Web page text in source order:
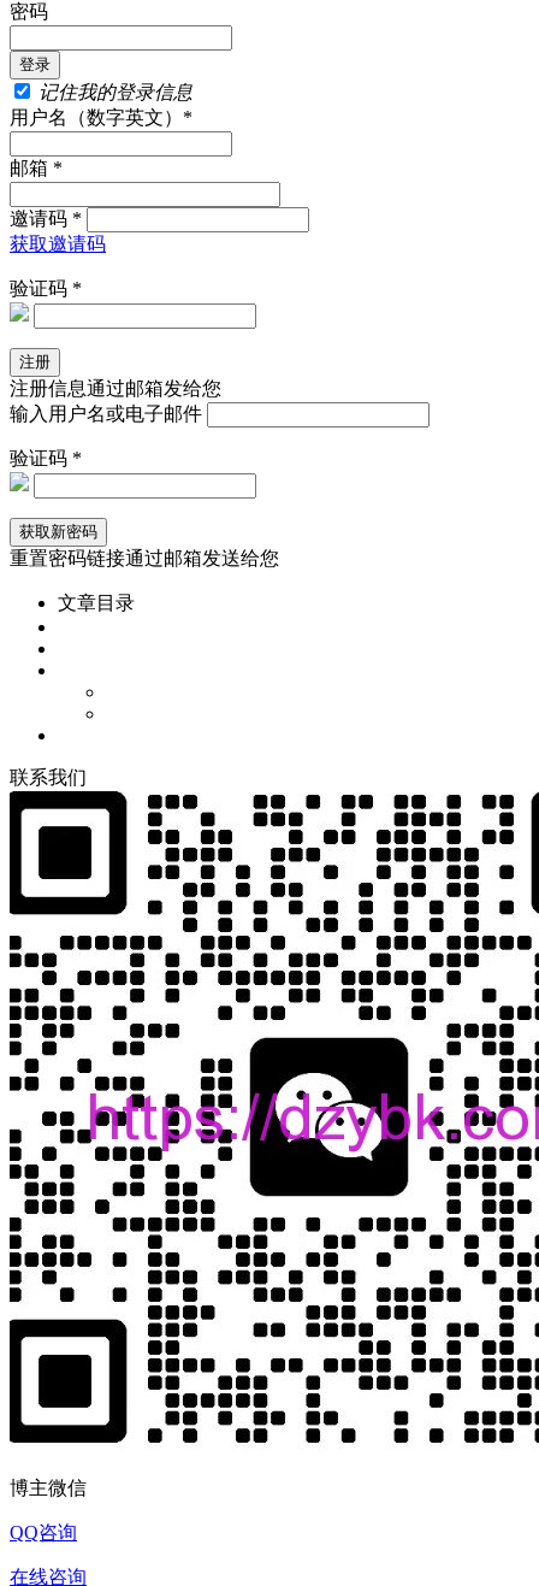
密码
记住我的登录信息
用户名（数字英文）*
邮箱 *
邀请码 *
获取邀请码
验证码 *
注册信息通过邮箱发给您
输入用户名或电子邮件
验证码 *
重置密码链接通过邮箱发送给您
文章目录
联系我们
博主微信
QQ咨询
在线咨询